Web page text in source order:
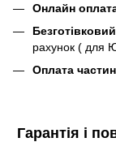
Онлайн
рахунок ( для
Оплата
Гарантія і